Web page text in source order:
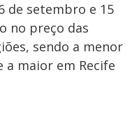
de setembro e 15
no preço das
sendo a menor
a maior em Recife